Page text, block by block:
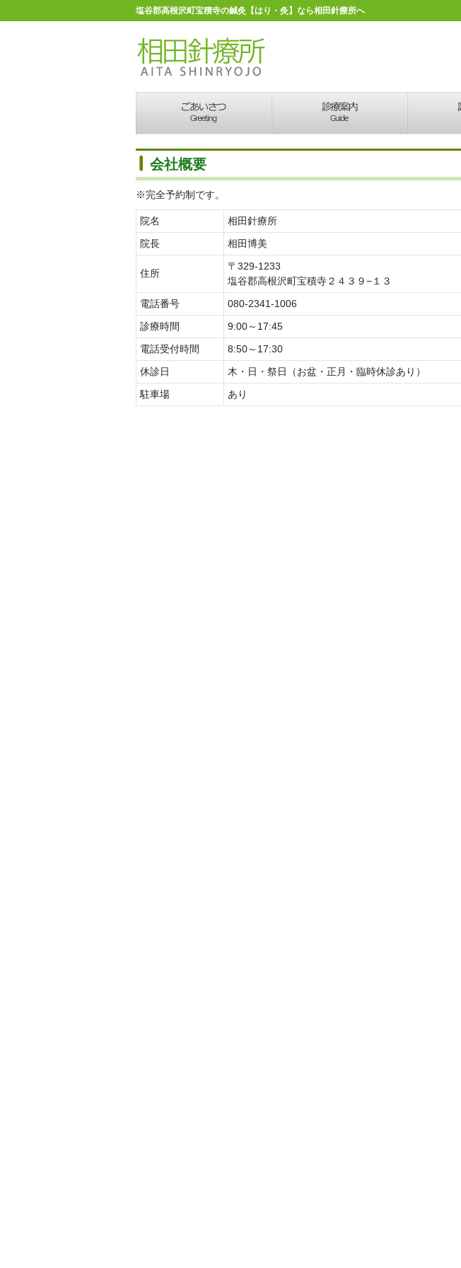
塩谷郡高根沢町宝積寺の鍼灸【はり・灸】なら相田針療所へ
会社概要
※完全予約制です。
院名
相田針療所
院長
相田博美
住所
〒329-1233
塩谷郡高根沢町宝積寺２４３９−１３
電話番号
080-2341-1006
診療時間
9:00～17:45
電話受付時間
8:50～17:30
休診日
木・日・祭日（お盆・正月・臨時休診あり）
駐車場
あり